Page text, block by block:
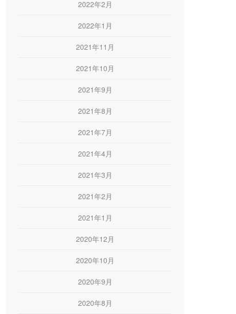
2022年2月
2022年1月
2021年11月
2021年10月
2021年9月
2021年8月
2021年7月
2021年4月
2021年3月
2021年2月
2021年1月
2020年12月
2020年10月
2020年9月
2020年8月